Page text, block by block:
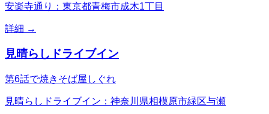
安楽寺通り：東京都青梅市成木1丁目
詳細 →
見晴らしドライブイン
第6話で焼きそば屋しぐれ
見晴らしドライブイン：神奈川県相模原市緑区与瀬